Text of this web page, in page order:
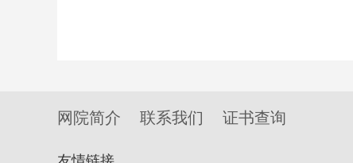
网院简介 联系我们 证书查询